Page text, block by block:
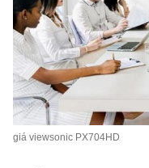
giá viewsonic PX704HD